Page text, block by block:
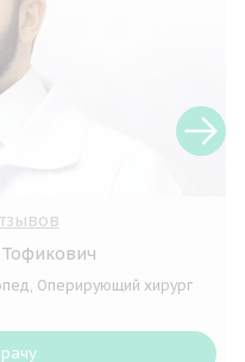
Оперирующий хирург